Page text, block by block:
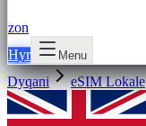
zon
Hyr
Menu
Dyqani eSIM Lokale